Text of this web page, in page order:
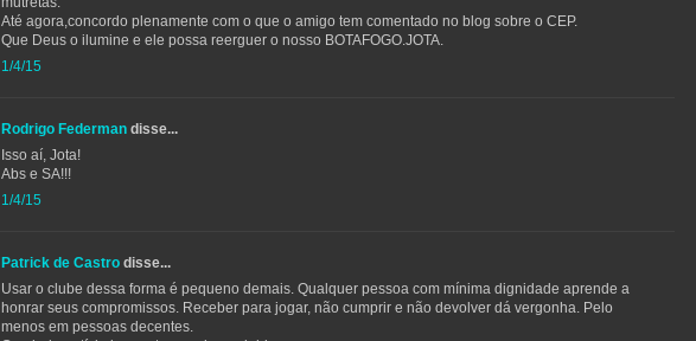
Até agora,concordo plenamente com o que o amigo tem comentado no blog sobre o CEP.
Que Deus o ilumine e ele possa reerguer o nosso BOTAFOGO.JOTA.
1/4/15
Rodrigo Federman disse...
Isso aí, Jota!
Abs e SA!!!
1/4/15
Patrick de Castro disse...
Usar o clube dessa forma é pequeno demais. Qualquer pessoa com mínima dignidade aprende a
honrar seus compromissos. Receber para jogar, não cumprir e não devolver dá vergonha. Pelo
menos em pessoas decentes.